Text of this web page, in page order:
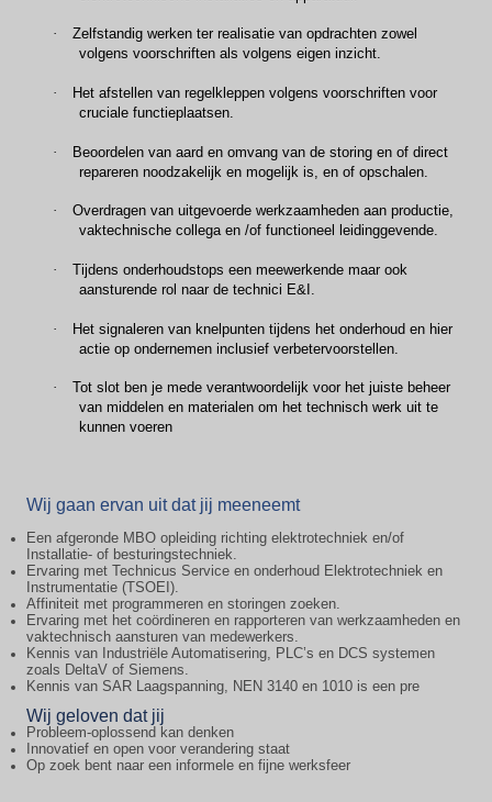
·
Zelfstandig werken ter realisatie van opdrachten zowel
volgens voorschriften als volgens eigen inzicht.
·
Het afstellen van regelkleppen volgens voorschriften voor
cruciale functieplaatsen.
·
Beoordelen van aard en omvang van de storing en of direct
repareren noodzakelijk en mogelijk is, en of opschalen.
·
Overdragen van uitgevoerde werkzaamheden aan productie,
vaktechnische collega en /of functioneel leidinggevende.
·
Tijdens onderhoudstops een meewerkende maar ook
aansturende rol naar de technici E&I.
·
Het signaleren van knelpunten tijdens het onderhoud en hier
actie op ondernemen inclusief verbetervoorstellen.
·
Tot slot ben je mede verantwoordelijk voor het juiste beheer
van middelen en materialen om het technisch werk uit te
kunnen voeren
Wij gaan ervan uit dat jij meeneemt
Een afgeronde MBO opleiding richting elektrotechniek en/of
Installatie- of besturingstechniek.
Ervaring met Technicus Service en onderhoud Elektrotechniek en
Instrumentatie (TSOEI).
Affiniteit met programmeren en storingen zoeken.
Ervaring met het coördineren en rapporteren van werkzaamheden en
vaktechnisch aansturen van medewerkers.
Kennis van Industriële Automatisering, PLC’s en DCS systemen
zoals DeltaV of Siemens.
Kennis van SAR Laagspanning, NEN 3140 en 1010 is een pre
Wij geloven dat jij
Probleem-oplossend kan denken
Innovatief en open voor verandering staat
Op zoek bent naar een informele en fijne werksfeer